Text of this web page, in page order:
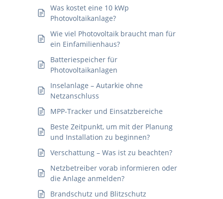
Was kostet eine 10 kWp
Photovoltaikanlage?
Wie viel Photovoltaik braucht man für
ein Einfamilienhaus?
Batteriespeicher für
Photovoltaikanlagen
Inselanlage – Autarkie ohne
Netzanschluss
MPP-Tracker und Einsatzbereiche
Beste Zeitpunkt, um mit der Planung
und Installation zu beginnen?
Verschattung – Was ist zu beachten?
Netzbetreiber vorab informieren oder
die Anlage anmelden?
Brandschutz und Blitzschutz